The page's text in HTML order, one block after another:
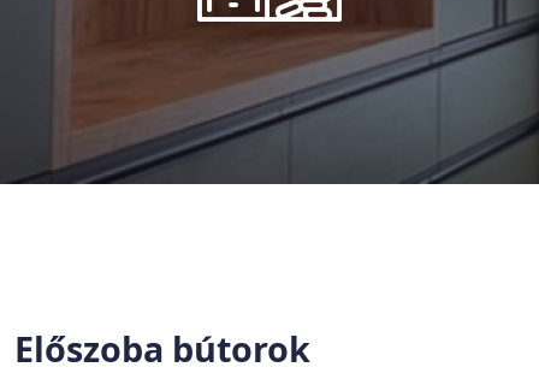
Előszoba bútorok